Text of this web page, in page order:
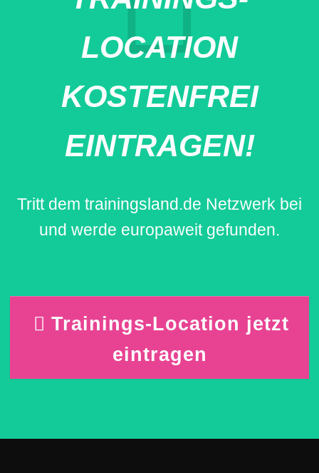
LOCATION
KOSTENFREI
EINTRAGEN!
Tritt dem trainingsland.de Netzwerk bei
und werde europaweit gefunden.
Trainings-Location jetzt
eintragen